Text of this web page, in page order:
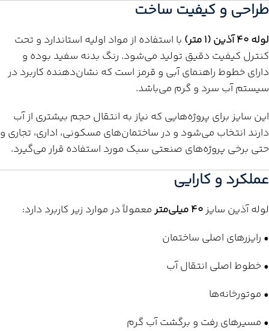
طراحی و کیفیت ساخت
لوله 40 آذین (1 متر)
با استفاده از مواد اولیه استاندارد و تحت
کنترل کیفیت دقیق تولید می‌شود. رنگ بدنه سفید بوده و
دارای خطوط راهنمای آبی و قرمز است که نشان‌دهنده کاربرد در
سیستم آب سرد و گرم می‌باشد.
این سایز برای پروژه‌هایی که نیاز به انتقال حجم بیشتری از آب
دارند انتخاب می‌شود و در ساختمان‌های مسکونی، اداری، تجاری و
حتی برخی پروژه‌های صنعتی سبک مورد استفاده قرار می‌گیرد.
عملکرد و کارایی
لوله آذین سایز40 میلی‌متر
معمولاً در موارد زیر کاربرد دارد:
• رایزرهای اصلی ساختمان
• خطوط اصلی انتقال آب
• موتورخانه‌ها
• مسیرهای رفت و برگشت آب گرم